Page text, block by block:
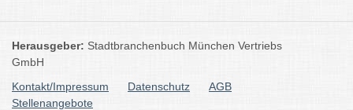
Herausgeber: Stadtbranchenbuch München Vertriebs
GmbH
Kontakt/Impressum
Datenschutz
AGB
Stellenangebote